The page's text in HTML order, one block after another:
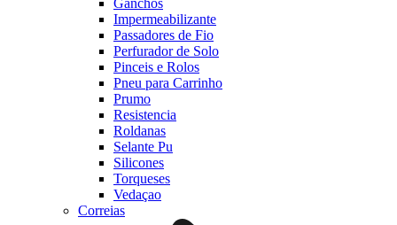
Ganchos
Impermeabilizante
Passadores de Fio
Perfurador de Solo
Pinceis e Rolos
Pneu para Carrinho
Prumo
Resistencia
Roldanas
Selante Pu
Silicones
Torqueses
Vedaçao
Correias